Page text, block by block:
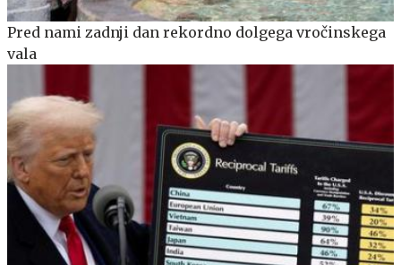
Pred nami zadnji dan rekordno dolgega vročinskega
vala